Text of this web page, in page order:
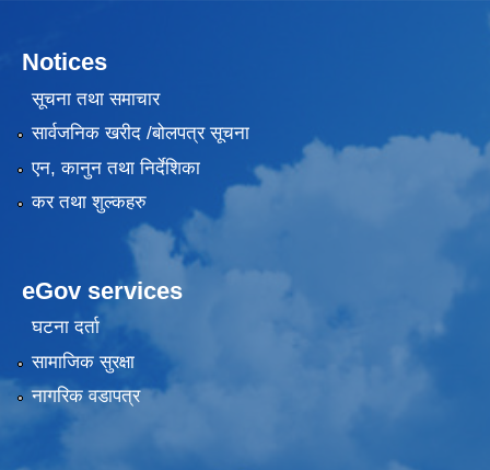
Notices
सूचना तथा समाचार
सार्वजनिक खरीद /बोलपत्र सूचना
एन, कानुन तथा निर्देशिका
कर तथा शुल्कहरु
eGov services
घटना दर्ता
सामाजिक सुरक्षा
नागरिक वडापत्र